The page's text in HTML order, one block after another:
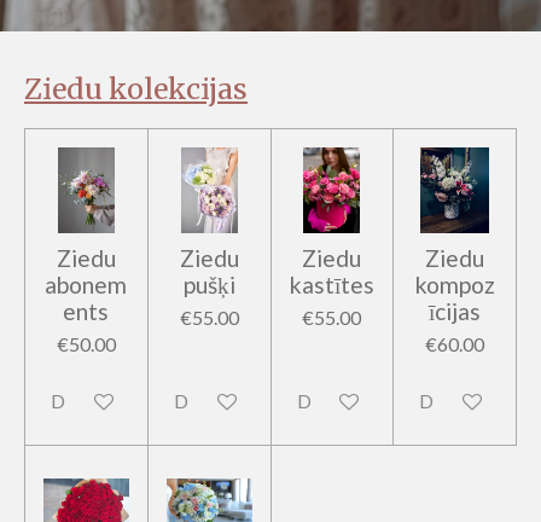
Ziedu kolekcijas
Ziedu
abonem
ents
€50.00
Disabled
Ziedu
pušķi
€55.00
Disabled
Ziedu
kastītes
€55.00
Disabled
Ziedu
kompoz
īcijas
€60.00
Disabled